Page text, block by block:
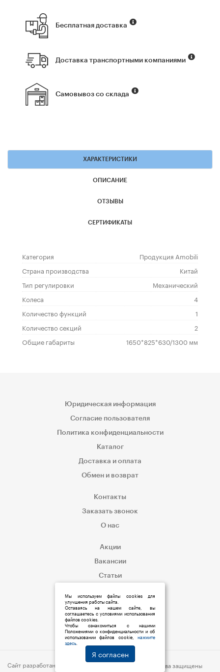
Бесплатная доставка
Доставка транспортными компаниями
Самовывоз со склада
ХАРАКТЕРИСТИКИ
ОПИСАНИЕ
ОТЗЫВЫ
СЕРТИФИКАТЫ
Категория
Продукция Amobili
Страна производства
Китай
Тип регулировки
Механический
Колеса
4
Количество функций
1
Количество секций
2
Общие габариты
1650*825*630/1300 мм
Юридическая информация
Согласие пользователя
Политика конфиденциальности
Каталог
Доставка и оплата
Обмен и возврат
Контакты
Заказать звонок
О нас
Акции
Вакансии
Статьи
Сайт разработан: © 2019 Мед:Store | Все права защищены
Мы используем файлы cookies для
улучшения работы сайта.
Оставаясь на нашем сайте, вы
соглашаетесь с условиями использования
файлов cookies.
Чтобы ознакомиться с нашими
Положениями о конфиденциальности и об
использовании файлов cookie, нажмите
здесь
Я согласен